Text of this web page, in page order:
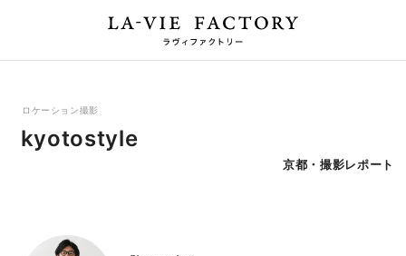
ロケーション撮影
kyotostyle
京都・撮影レポート